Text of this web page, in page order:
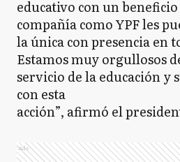
educativo con un
compañía como YPF les
la única con presencia en
Estamos muy orgullosos
servicio de la educación y
con esta
acción”, afirmó el
Ads